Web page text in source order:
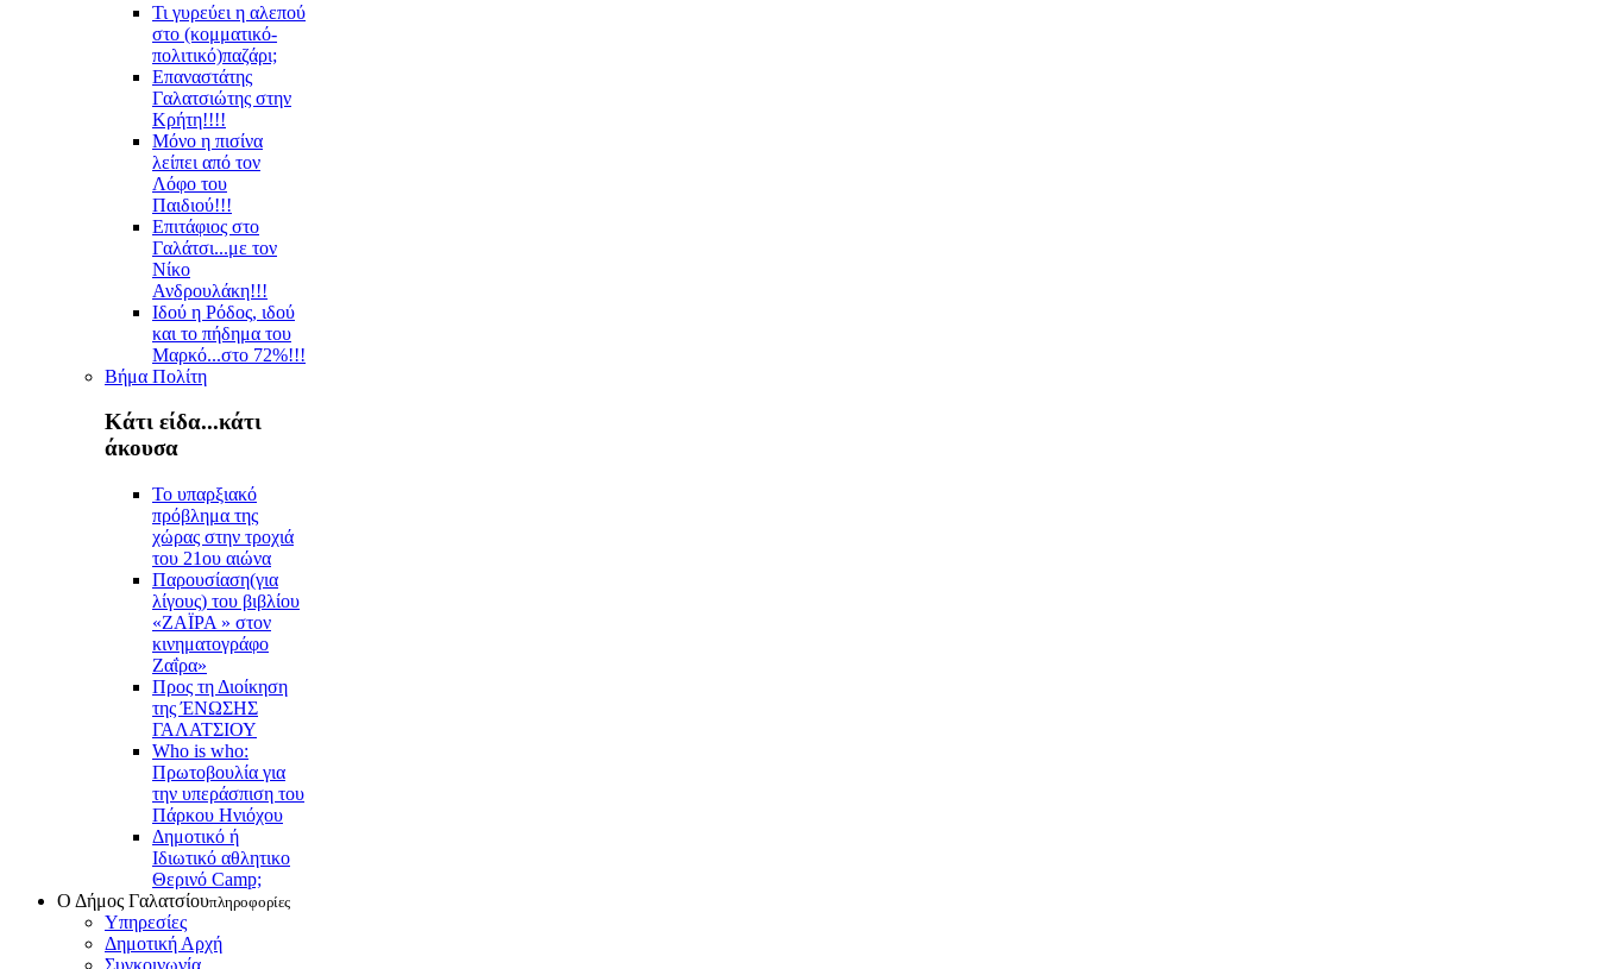
Τι γυρεύει η αλεπού
στο (κομματικό-
πολιτικό)παζάρι;
Επαναστάτης
Γαλατσιώτης στην
Κρήτη!!!!
Μόνο η πισίνα
λείπει από τον
Λόφο του
Παιδιού!!!
Επιτάφιος στο
Γαλάτσι...με τον
Νίκο
Ανδρουλάκη!!!
Ιδού η Ρόδος, ιδού
και το πήδημα του
Μαρκό...στο 72%!!!
Βήμα Πολίτη
Κάτι είδα...κάτι
άκουσα
Το υπαρξιακό
πρόβλημα της
χώρας στην τροχιά
του 21ου αιώνα
Παρουσίαση(για
λίγους) του βιβλίου
«ΖΑΪΡΑ » στον
κινηματογράφο
Ζαΐρα»
Προς τη Διοίκηση
της ΈΝΩΣΗΣ
ΓΑΛΑΤΣΙΟΥ
Who is who:
Πρωτοβουλία για
την υπεράσπιση του
Πάρκου Ηνιόχου
Δημοτικό ή
Ιδιωτικό αθλητικο
Θερινό Camp;
Ο Δήμος Γαλατσίουπληροφορίες
Υπηρεσίες
Δημοτική Αρχή